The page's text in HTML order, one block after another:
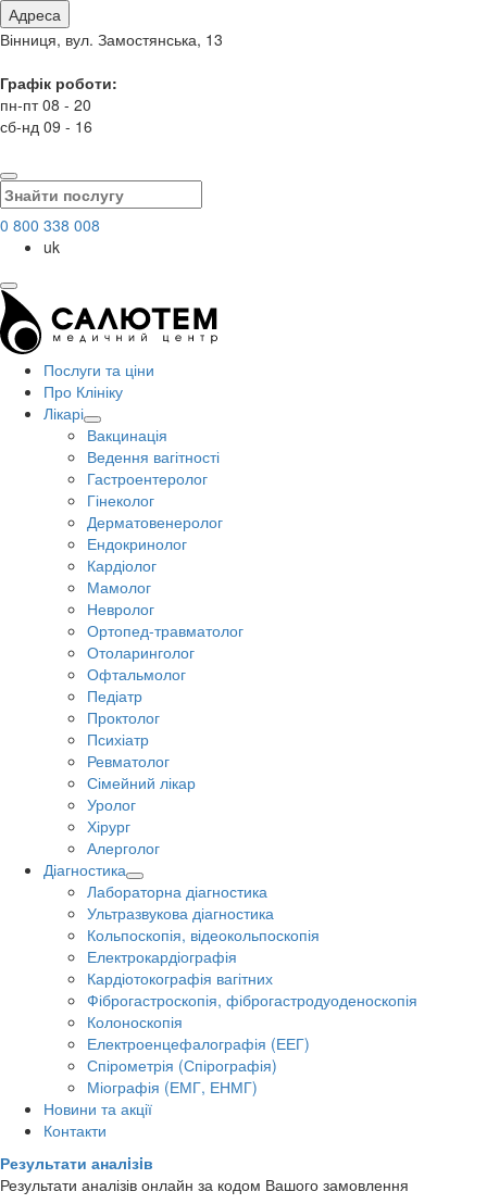
Адреса
Вінниця, вул. Замостянська, 13
Графік роботи:
пн-пт 08 - 20
сб-нд 09 - 16
0 800 338 008
uk
Послуги та ціни
Про Клініку
Лікарі
Вакцинація
Ведення вагітності
Гастроентеролог
Гінеколог
Дерматовенеролог
Ендокринолог
Кардіолог
Мамолог
Невролог
Ортопед-травматолог
Отоларинголог
Офтальмолог
Педіатр
Проктолог
Психіатр
Ревматолог
Сімейний лікар
Уролог
Хірург
Алерголог
Діагностика
Лабораторна діагностика
Ультразвукова діагностика
Кольпоскопія, відеокольпоскопія
Електрокардіографія
Кардіотокографія вагітних
Фіброгастроскопія, фіброгастродуоденоскопія
Колоноскопія
Електроенцефалографія (ЕЕГ)
Спірометрія (Спірографія)
Міографія (ЕМГ, ЕНМГ)
Новини та акції
Контакти
Результати аналiзiв
Результати аналізів онлайн за кодом Вашого замовлення